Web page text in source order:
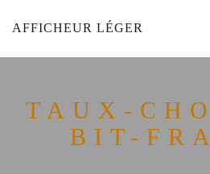
AFFICHEUR LÉGER
TAUX-
BIT-